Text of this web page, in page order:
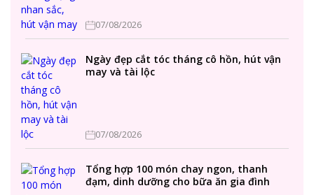
07/08/2026
Ngày đẹp cắt tóc tháng cô hồn, hút vận
may và tài lộc
07/08/2026
Tổng hợp 100 món chay ngon, thanh
đạm, dinh dưỡng cho bữa ăn gia đình